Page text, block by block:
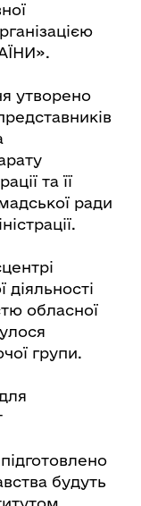
утворено
та її
ради
обласної
групи.
будуть